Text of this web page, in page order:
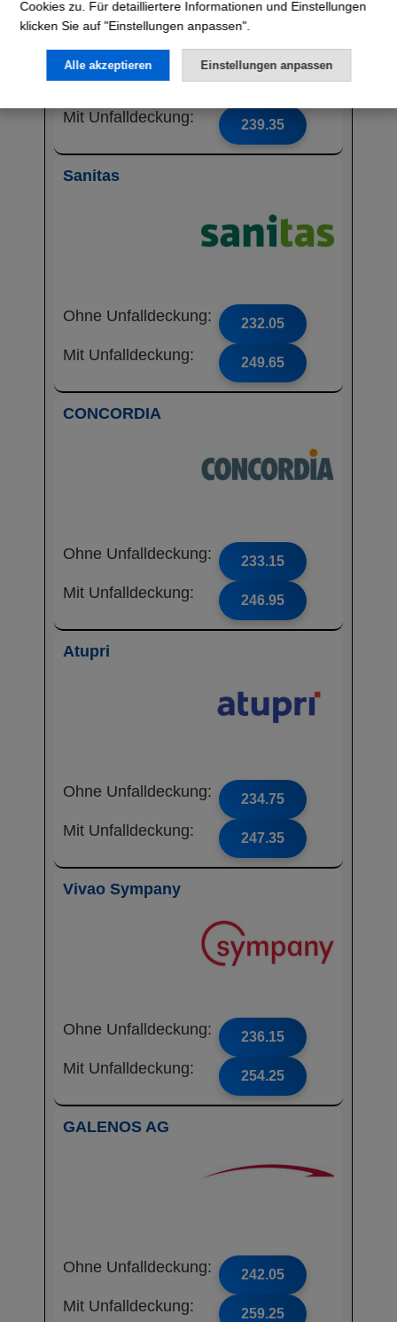
Ohne Unfalldeckung: 222.25
Mit Unfalldeckung: 239.35
Sanitas
Ohne Unfalldeckung: 232.05
Mit Unfalldeckung: 249.65
CONCORDIA
Ohne Unfalldeckung: 233.15
Mit Unfalldeckung: 246.95
Atupri
Ohne Unfalldeckung: 234.75
Mit Unfalldeckung: 247.35
Vivao Sympany
Ohne Unfalldeckung: 236.15
Mit Unfalldeckung: 254.25
GALENOS AG
Ohne Unfalldeckung: 242.05
Mit Unfalldeckung: 259.25
Cookies zu. Für detailliertere Informationen und Einstellungen
klicken Sie auf "Einstellungen anpassen".
Alle akzeptieren Einstellungen anpassen